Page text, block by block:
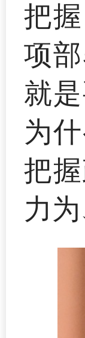
把
项
就
为
把
力